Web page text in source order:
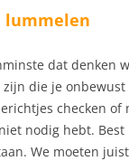
lummelen
dat denken
zijn die je
checken of
nodig hebt. Best
We moeten